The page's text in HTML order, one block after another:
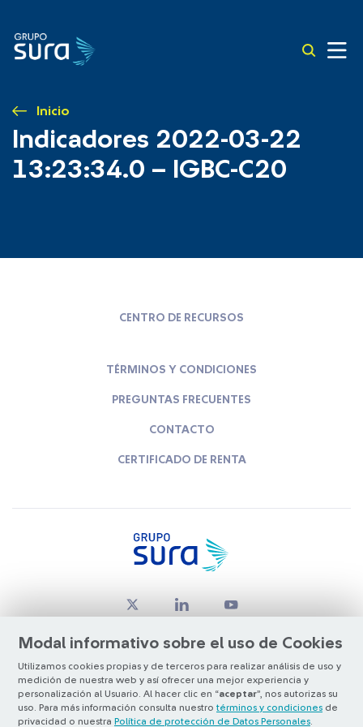
Inicio
Indicadores 2022-03-22
13:23:34.0 – IGBC-C20
Modal informativo sobre el uso de Cookies
Utilizamos cookies propias y de terceros para realizar análisis de uso y
medición de nuestra web y así ofrecer una mejor experiencia y
personalización al Usuario. Al hacer clic en “aceptar”, nos autorizas su
uso. Para más información consulta nuestro términos y condiciones de
privacidad o nuestra Política de protección de Datos Personales
CENTRO DE RECURSOS
TÉRMINOS Y CONDICIONES
PREGUNTAS FRECUENTES
CONTACTO
CERTIFICADO DE RENTA
© Copyright Grupo SURA 2026